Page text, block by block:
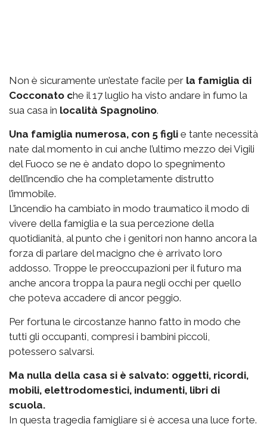
Non è sicuramente un’estate facile per la famiglia di
Cocconato che il 17 luglio ha visto andare in fumo la
sua casa in località Spagnolino.
Una famiglia numerosa, con 5 figli e tante necessità
nate dal momento in cui anche l’ultimo mezzo dei Vigili
del Fuoco se ne è andato dopo lo spegnimento
dell’incendio che ha completamente distrutto
l’immobile.
L’incendio ha cambiato in modo traumatico il modo di
vivere della famiglia e la sua percezione della
quotidianità, al punto che i genitori non hanno ancora la
forza di parlare del macigno che è arrivato loro
addosso. Troppe le preoccupazioni per il futuro ma
anche ancora troppa la paura negli occhi per quello
che poteva accadere di ancor peggio.
Per fortuna le circostanze hanno fatto in modo che
tutti gli occupanti, compresi i bambini piccoli,
potessero salvarsi.
Ma nulla della casa si è salvato: oggetti, ricordi,
mobili, elettrodomestici, indumenti, libri di
scuola.
In questa tragedia famigliare si è accesa una luce forte.